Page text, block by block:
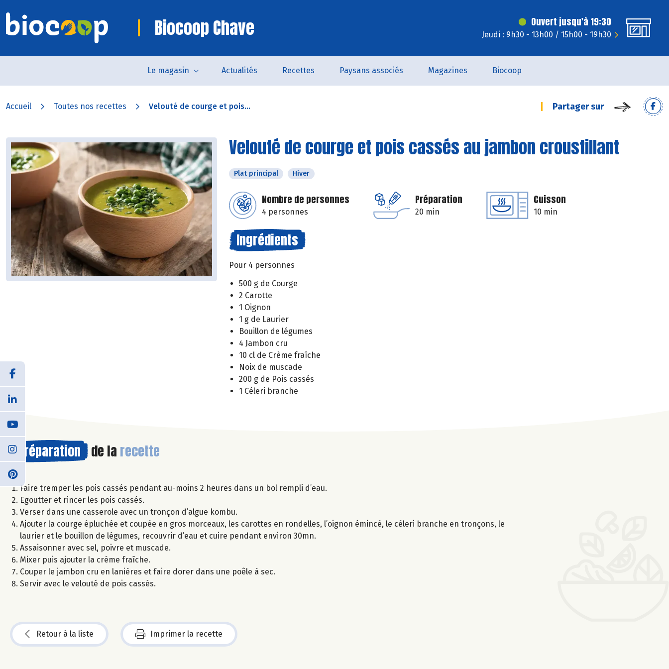
Biocoop Chave Ouvert jusqu'à 19:30
Jeudi : 9h30 - 13h00 / 15h00 - 19h30
Le magasin Actualités Recettes Paysans associés Magazines Biocoop
Accueil Toutes nos recettes Velouté de courge et pois... Partager sur
Velouté de courge et pois cassés au jambon croustillant
Plat principal Hiver
Nombre de personnes
4 personnes
Préparation
20 min
Cuisson
10 min
Ingrédients
Pour 4 personnes
500 g de Courge
2 Carotte
1 Oignon
1 g de Laurier
Bouillon de légumes
4 Jambon cru
10 cl de Crème fraîche
Noix de muscade
200 g de Pois cassés
1 Céleri branche
Préparation de la recette
Faire tremper les pois cassés pendant au-moins 2 heures dans un bol rempli d’eau.
Egoutter et rincer les pois cassés.
Verser dans une casserole avec un tronçon d’algue kombu.
Ajouter la courge épluchée et coupée en gros morceaux, les carottes en rondelles, l’oignon émincé, le céleri branche en tronçons, le
laurier et le bouillon de légumes, recouvrir d’eau et cuire pendant environ 30mn.
Assaisonner avec sel, poivre et muscade.
Mixer puis ajouter la crème fraîche.
Couper le jambon cru en lanières et faire dorer dans une poêle à sec.
Servir avec le velouté de pois cassés.
Retour à la liste Imprimer la recette